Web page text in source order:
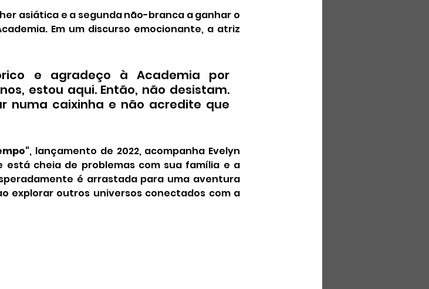
asiática e a segunda não-branca a ganhar o
Em um discurso emocionante, a atriz
e agradeço à Academia por
estou aqui. Então, não desistam.
numa caixinha e não acredite que
, lançamento de 2022, acompanha Evelyn
está cheia de problemas com sua família e a
é arrastada para uma aventura
explorar outros universos conectados com a